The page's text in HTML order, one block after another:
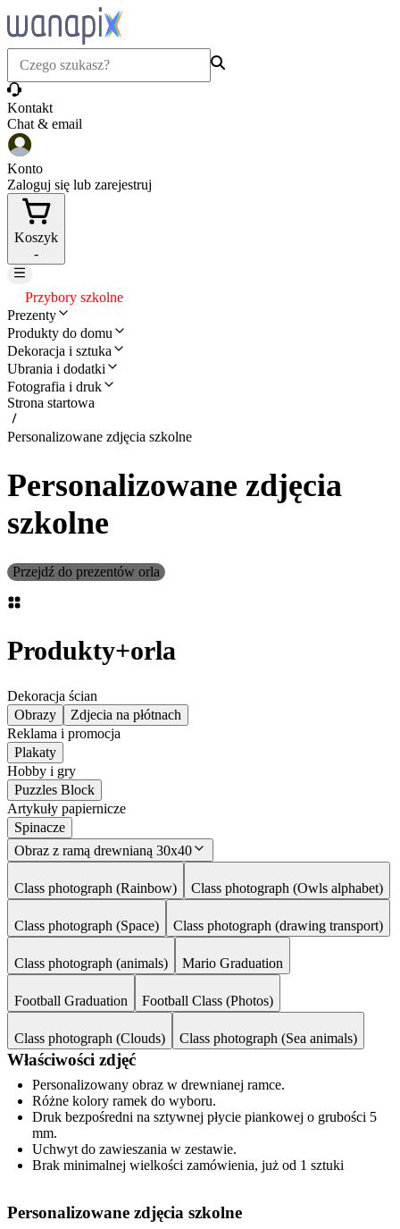
Kontakt
Chat & email
Konto
Zaloguj się lub zarejestruj
Koszyk
-
Przybory szkolne
Prezenty
Produkty do domu
Dekoracja i sztuka
Ubrania i dodatki
Fotografia i druk
Strona startowa
Personalizowane zdjęcia szkolne
Personalizowane zdjęcia
szkolne
Przejdź do prezentów orla
Produkty+orla
Dekoracja ścian
Obrazy
Zdjecia na płótnach
Reklama i promocja
Plakaty
Hobby i gry
Puzzles Block
Artykuły papiernicze
Spinacze
Obraz z ramą drewnianą 30x40
Class photograph (Rainbow) Class photograph (Owls alphabet)
Class photograph (Space) Class photograph (drawing transport)
Class photograph (animals) Mario Graduation
Football Graduation Football Class (Photos)
Class photograph (Clouds) Class photograph (Sea animals)
Właściwości zdjęć
Personalizowany obraz w drewnianej ramce.
Różne kolory ramek do wyboru.
Druk bezpośredni na sztywnej płycie piankowej o grubości 5
mm.
Uchwyt do zawieszania w zestawie.
Brak minimalnej wielkości zamówienia, już od 1 sztuki
Personalizowane zdjęcia szkolne